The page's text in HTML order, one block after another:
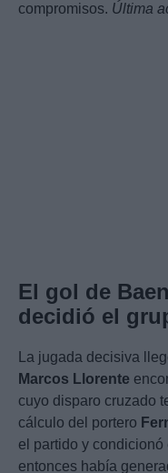
compromisos. Última
El gol de
decidió el
La jugada decisiva
Marcos Llorente
cuyo disparo cruzado
cálculo del portero
el partido y
entonces había